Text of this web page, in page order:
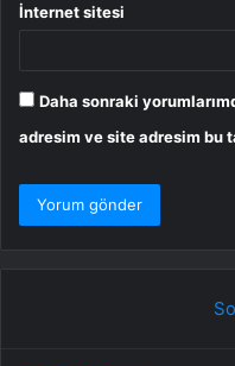
İnternet sitesi
Daha sonraki
adresim ve site adresim bu